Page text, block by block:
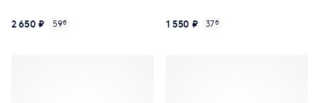
2 650 ₽ 59б 1 550 ₽ 37б